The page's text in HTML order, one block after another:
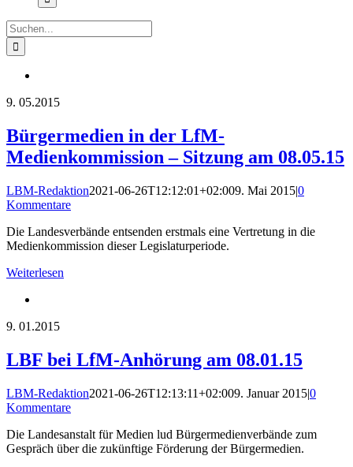
Suche
nach:
9. 05.2015
Bürgermedien in der LfM-
Medienkommission – Sitzung am 08.05.15
LBM-Redaktion2021-06-26T12:12:01+02:009. Mai 2015|0
Kommentare
Die Landesverbände entsenden erstmals eine Vertretung in die
Medienkommission dieser Legislaturperiode.
Weiterlesen
9. 01.2015
LBF bei LfM-Anhörung am 08.01.15
LBM-Redaktion2021-06-26T12:13:11+02:009. Januar 2015|0
Kommentare
Die Landesanstalt für Medien lud Bürgermedienverbände zum
Gespräch über die zukünftige Förderung der Bürgermedien.